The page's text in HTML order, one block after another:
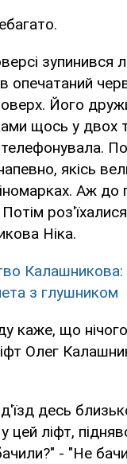
зупинився
опечатаний
Його
щось у двох
якісь
іномарках. Аж до
Ніка.
Калашникова:
з глушником
каже, що
Олег
десь
цей ліфт,
- "Не